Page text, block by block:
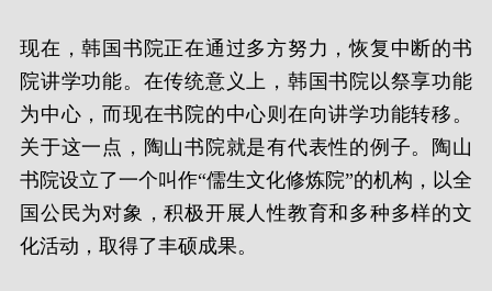
现在，韩国书院正在通过多方努力，恢复中断的书
院讲学功能。在传统意义上，韩国书院以祭享功能
为中心，而现在书院的中心则在向讲学功能转移。
关于这一点，陶山书院就是有代表性的例子。陶山
书院设立了一个叫作“儒生文化修炼院”的机构，以全
国公民为对象，积极开展人性教育和多种多样的文
化活动，取得了丰硕成果。